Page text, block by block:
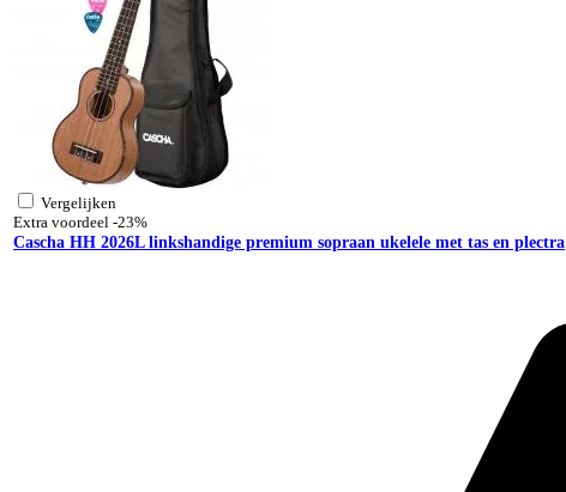
Vergelijken
Extra voordeel -23%
Cascha HH 2026L linkshandige premium sopraan ukelele met tas en plectra